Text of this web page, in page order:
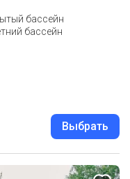
бассейн
бассейн
Выбрать